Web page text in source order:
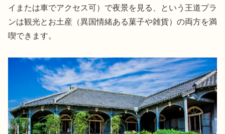
イまたは車でアクセス可）で夜景を見る、という王道プラ
ンは観光とお土産（異国情緒ある菓子や雑貨）の両方を満
喫できます。